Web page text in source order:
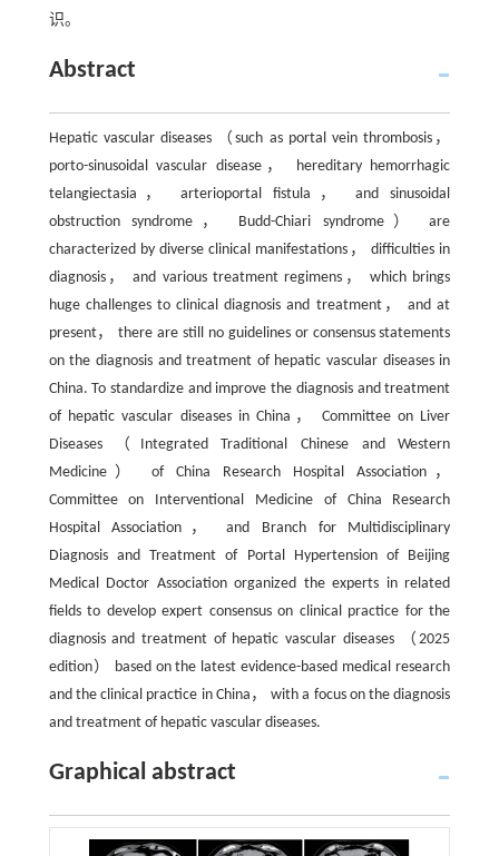
识。
Abstract
Hepatic vascular diseases （such as portal vein thrombosis，
porto-sinusoidal vascular disease， hereditary hemorrhagic
telangiectasia， arterioportal fistula， and sinusoidal
obstruction syndrome， Budd-Chiari syndrome） are
characterized by diverse clinical manifestations， difficulties in
diagnosis， and various treatment regimens， which brings
huge challenges to clinical diagnosis and treatment， and at
present， there are still no guidelines or consensus statements
on the diagnosis and treatment of hepatic vascular diseases in
China. To standardize and improve the diagnosis and treatment
of hepatic vascular diseases in China， Committee on Liver
Diseases （Integrated Traditional Chinese and Western
Medicine） of China Research Hospital Association，
Committee on Interventional Medicine of China Research
Hospital Association， and Branch for Multidisciplinary
Diagnosis and Treatment of Portal Hypertension of Beijing
Medical Doctor Association organized the experts in related
fields to develop expert consensus on clinical practice for the
diagnosis and treatment of hepatic vascular diseases （2025
edition） based on the latest evidence-based medical research
and the clinical practice in China， with a focus on the diagnosis
and treatment of hepatic vascular diseases.
Graphical abstract